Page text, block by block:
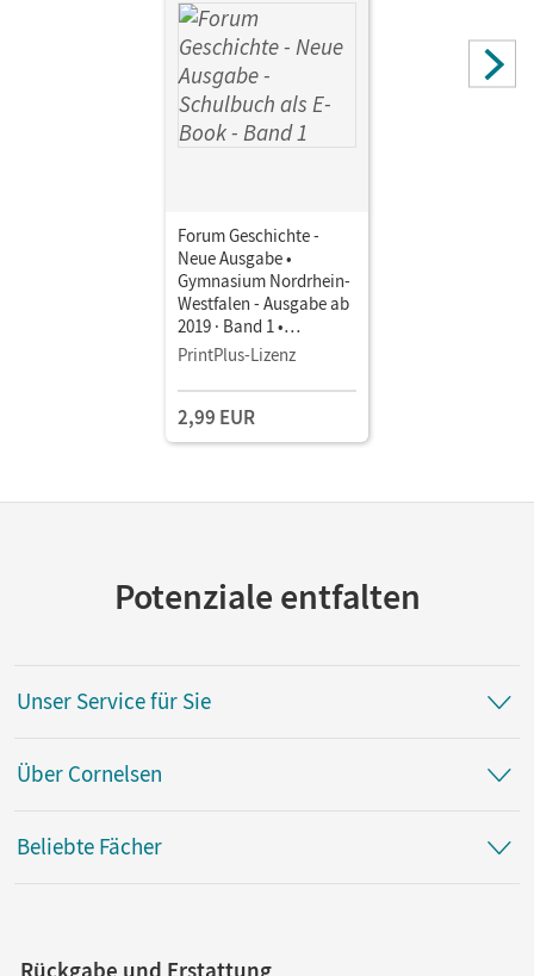
Forum Geschichte -
Neue Ausgabe •
Gymnasium Nordrhein-
Westfalen - Ausgabe ab
2019 · Band 1 •
Schulbuch als E-Book
PrintPlus-Lizenz
2,99 EUR
Potenziale entfalten
Unser Service für Sie
Über Cornelsen
Beliebte Fächer
Rückgabe und Erstattung